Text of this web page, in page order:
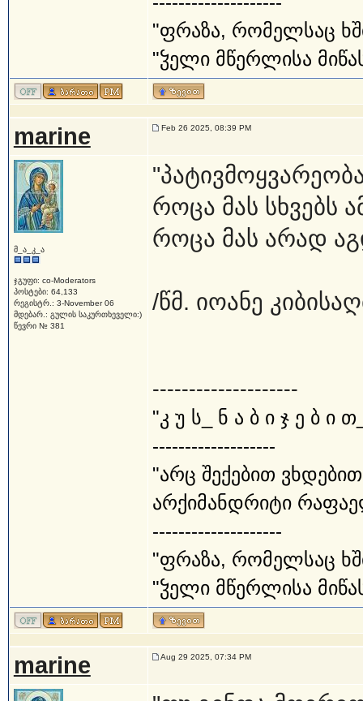
"ფრაზა, რომელსაც
"ჴელი მწერლისა
marine Feb 26 2025, 08:39 PM
მ_ა_კ_ა
ჯგუფი: co-Moderators
პოსტები: 64,133
რეგისტრ.: 3-November 06
მდებარ.: გულის საკურთხეველი:)
წევრი № 381
როცა მას სხვებს
როცა მას არად
/წმ. იოანე
--------------------
"კ უ ს_ ნ ა ბ ი ჯ ე ბ ი
-------------------
"არც შექებით
არქიმანდრიტი
--------------------
"ფრაზა, რომელსაც
"ჴელი მწერლისა
marine Aug 29 2025, 07:34 PM